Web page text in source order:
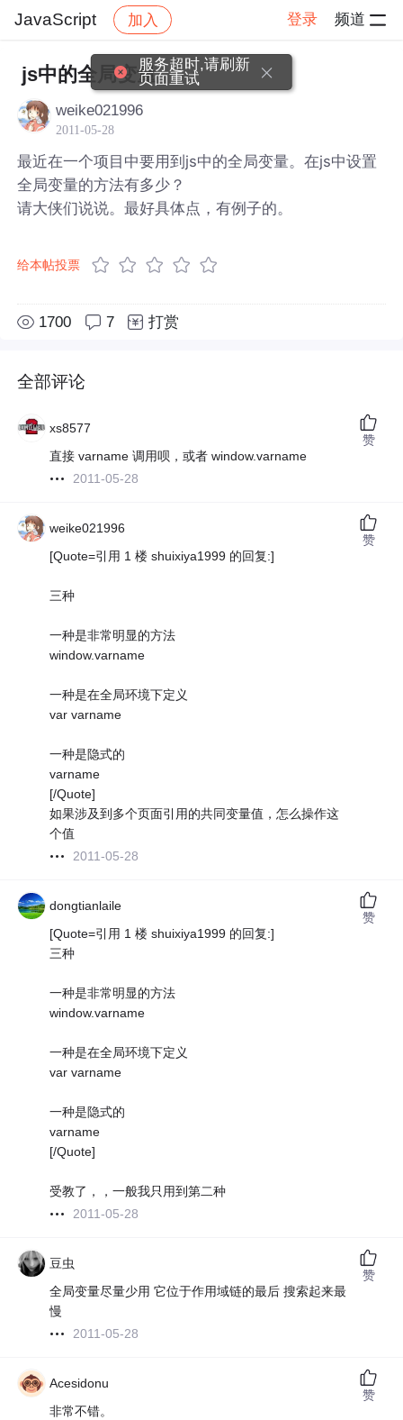
JavaScript 加入 登录 频道
社区 JavaScript 帖子详情
js中的全局变量
weike021996
2011-05-28
最近在一个项目中要用到js中的全局变量。在js中设置
全局变量的方法有多少？
请大侠们说说。最好具体点，有例子的。
给本帖投票
1700 7 打赏
全部评论
xs8577
直接 varname 调用呗，或者 window.varname
2011-05-28
赞
weike021996
[Quote=引用 1 楼 shuixiya1999 的回复:]
三种
一种是非常明显的方法
window.varname
一种是在全局环境下定义
var varname
一种是隐式的
varname
[/Quote]
如果涉及到多个页面引用的共同变量值，怎么操作这
个值
2011-05-28
赞
dongtianlaile
[Quote=引用 1 楼 shuixiya1999 的回复:]
三种
一种是非常明显的方法
window.varname
一种是在全局环境下定义
var varname
一种是隐式的
varname
[/Quote]
受教了，，一般我只用到第二种
2011-05-28
赞
豆虫
全局变量尽量少用 它位于作用域链的最后 搜索起来最
慢
2011-05-28
赞
Acesidonu
非常不错。
赞
服务超时,请刷新
页面重试